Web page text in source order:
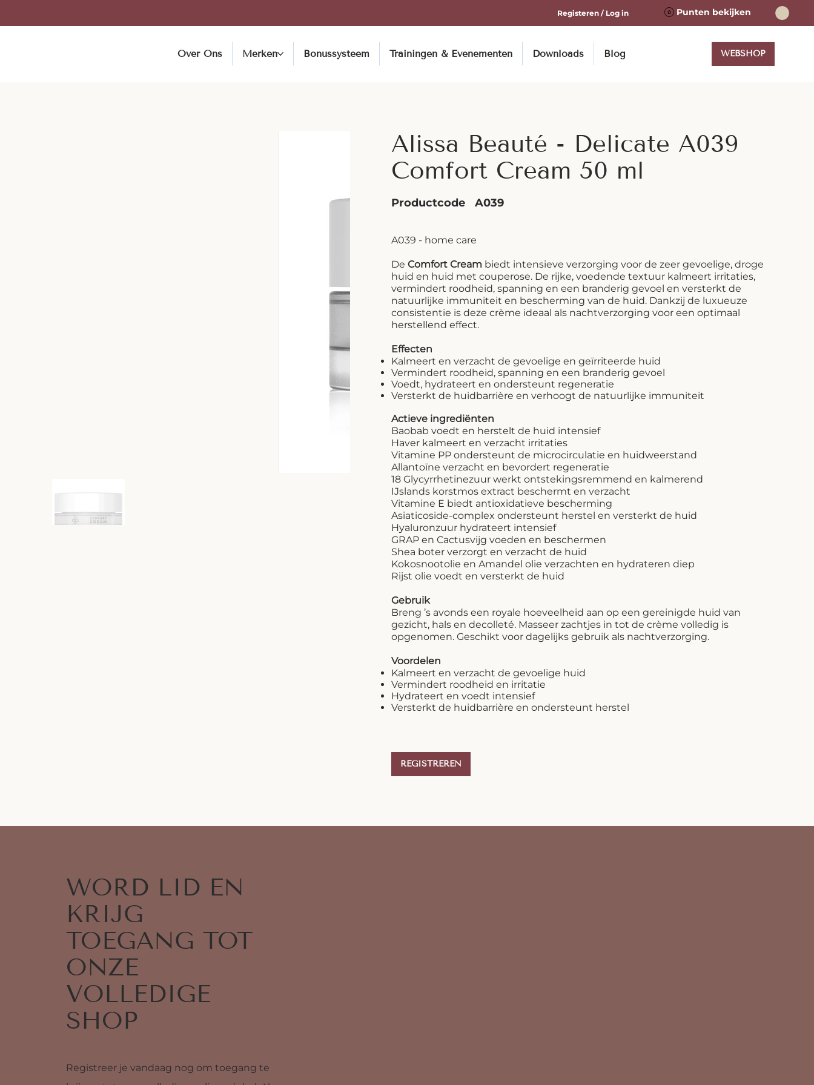
Punten bekijken
Registeren / Log in
Over Ons Merken Bonussysteem Trainingen & Evenementen Downloads Blog WEBSHOP
Alissa Beauté - Delicate A039
Comfort Cream 50 ml
Productcode A039
A039 - home care
De Comfort Cream biedt intensieve verzorging voor de zeer gevoelige, droge
huid en huid met couperose. De rijke, voedende textuur kalmeert irritaties,
vermindert roodheid, spanning en een branderig gevoel en versterkt de
natuurlijke immuniteit en bescherming van de huid. Dankzij de luxueuze
consistentie is deze crème ideaal als nachtverzorging voor een optimaal
herstellend effect.
Effecten
Kalmeert en verzacht de gevoelige en geïrriteerde huid
Vermindert roodheid, spanning en een branderig gevoel
Voedt, hydrateert en ondersteunt regeneratie
Versterkt de huidbarrière en verhoogt de natuurlijke immuniteit
Actieve ingrediënten
Baobab voedt en herstelt de huid intensief
Haver kalmeert en verzacht irritaties
Vitamine PP ondersteunt de microcirculatie en huidweerstand
Allantoïne verzacht en bevordert regeneratie
18 Glycyrrhetinezuur werkt ontstekingsremmend en kalmerend
IJslands korstmos extract beschermt en verzacht
Vitamine E biedt antioxidatieve bescherming
Asiaticoside-complex ondersteunt herstel en versterkt de huid
Hyaluronzuur hydrateert intensief
GRAP en Cactusvijg voeden en beschermen
Shea boter verzorgt en verzacht de huid
Kokosnootolie en Amandel olie verzachten en hydrateren diep
Rijst olie voedt en versterkt de huid
Gebruik
Breng ’s avonds een royale hoeveelheid aan op een gereinigde huid van
gezicht, hals en decolleté. Masseer zachtjes in tot de crème volledig is
opgenomen. Geschikt voor dagelijks gebruik als nachtverzorging.
Voordelen
Kalmeert en verzacht de gevoelige huid
Vermindert roodheid en irritatie
Hydrateert en voedt intensief
Versterkt de huidbarrière en ondersteunt herstel
REGISTREREN
WORD LID EN
KRIJG
TOEGANG TOT
ONZE
VOLLEDIGE
SHOP
Registreer je vandaag nog om toegang te